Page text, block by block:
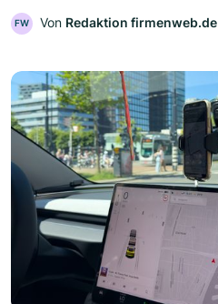
FW Von Redaktion firmenweb.de